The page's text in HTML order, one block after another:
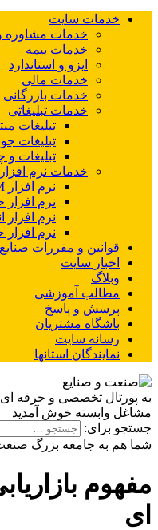
خدمات سایت
خدمات مشاوره
خدمات بیمه
ایزو و استاندارد
خدمات مالی
خدمات بازرگانی
خدمات تبلیغاتی
تبلیغات
تبلیغات
تبلیغات و
خدمات نرم
نرم افزار CRM
نرم
نرم افزار
نرم افزار
قوانین و مقررات صنایع
اخبار سایت
وبلاگ
مطالب آموزشی
پرسش و پاسخ
باشگاه مشتریان
رسانه سایت
نمایندگان استانها
به پورتال تخصصی و حرفه ای
مشاغل وابسته خوش آمدید
جستجو برای:
شما هم به جامعه بزرگ صنعت
مفهوم
ای